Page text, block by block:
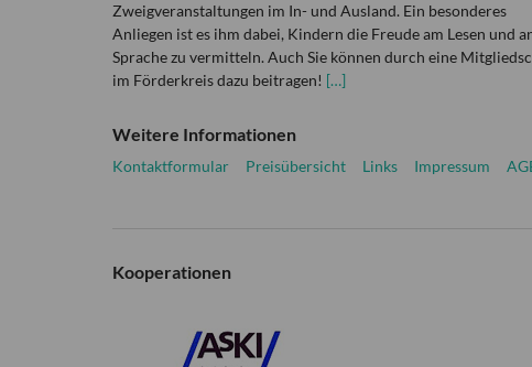
Zweigveranstaltungen im In- und Ausland. Ein besonderes
Anliegen ist es ihm dabei, Kindern die Freude am Lesen und
Sprache zu vermitteln. Auch Sie können durch eine
im Förderkreis dazu beitragen! […]
Weitere Informationen
Kontaktformular Preisübersicht Links Impressum
Kooperationen